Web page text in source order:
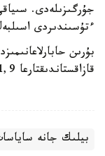
ءتۇسىندىردى
قازاقستاندىقتارعا 1,9 ميلليارد تەڭگە تولەنگەن.
بيلىك جانە